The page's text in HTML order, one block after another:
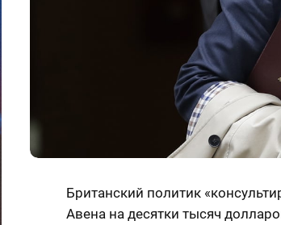
Британский политик
Авена на десятки тысяч